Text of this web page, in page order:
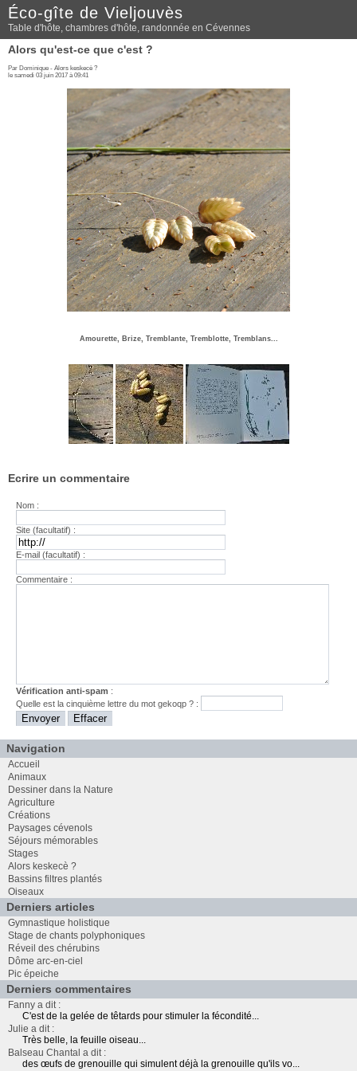
Éco-gîte de Vieljouvès
Table d'hôte, chambres d'hôte, randonnée en Cévennes
Alors qu'est-ce que c'est ?
Par Dominique - Alors keskecè ?
le samedi 03 juin 2017 à 09:41
Amourette, Brize, Tremblante, Tremblotte, Tremblans...
Ecrire un commentaire
Nom :
Site (facultatif) :
E-mail (facultatif) :
Commentaire :
Vérification anti-spam :
Quelle est lacinquième lettre du motgekoqp ? :
Navigation
Accueil
Animaux
Dessiner dans la Nature
Agriculture
Créations
Paysages cévenols
Séjours mémorables
Stages
Alors keskecè ?
Bassins filtres plantés
Oiseaux
Derniers articles
Gymnastique holistique
Stage de chants polyphoniques
Réveil des chérubins
Dôme arc-en-ciel
Pic épeiche
Derniers commentaires
Fanny a dit :
C'est de la gelée de têtards pour stimuler la fécondité...
Julie a dit :
Très belle, la feuille oiseau...
Balseau Chantal a dit :
des œufs de grenouille qui simulent déjà la grenouille qu'ils vo...